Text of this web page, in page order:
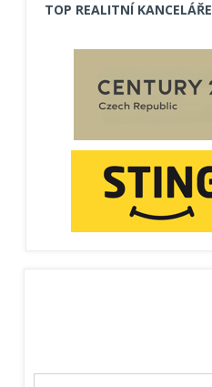
TOP REALITNÍ KANCELÁŘE